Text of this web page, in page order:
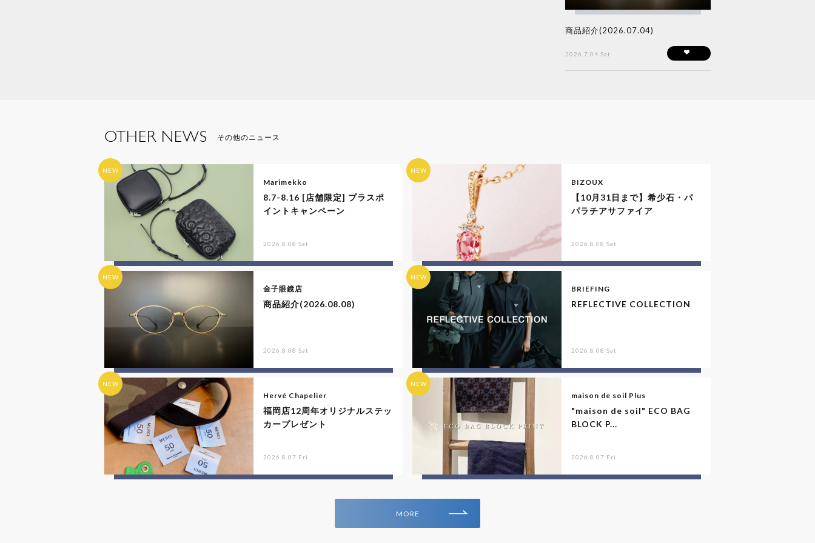
商品紹介(2026.07.04)
2026.7.04 Sat
OTHER NEWS その他のニュース
NEW
Marimekko
8.7-8.16 [店舗限定] プラスポ
イントキャンペーン
2026.8.08 Sat
NEW
BIZOUX
【10月31日まで】希少石・パ
パラチアサファイア
2026.8.08 Sat
NEW
金子眼鏡店
商品紹介(2026.08.08)
2026.8.08 Sat
NEW
BRIEFING
REFLECTIVE COLLECTION
2026.8.08 Sat
NEW
Hervé Chapelier
福岡店12周年オリジナルステッ
カープレゼント
2026.8.07 Fri
NEW
maison de soil Plus
"maison de soil" ECO BAG
BLOCK P...
2026.8.07 Fri
MORE